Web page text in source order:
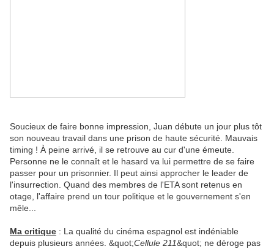
Soucieux de faire bonne impression, Juan débute un jour plus tôt
son nouveau travail dans une prison de haute sécurité. Mauvais
timing ! À peine arrivé, il se retrouve au cur d'une émeute.
Personne ne le connaît et le hasard va lui permettre de se faire
passer pour un prisonnier. Il peut ainsi approcher le leader de
l'insurrection. Quand des membres de l'ETA sont retenus en
otage, l'affaire prend un tour politique et le gouvernement s'en
mêle...
Ma critique : La qualité du cinéma espagnol est indéniable
depuis plusieurs années. &quot;Cellule 211&quot; ne déroge pas